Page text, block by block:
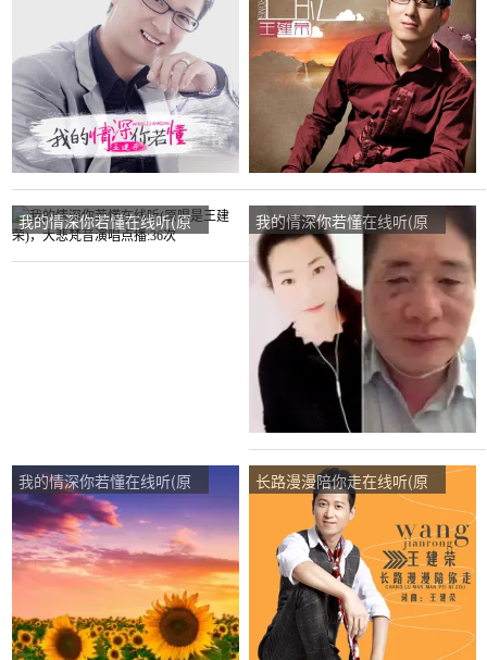
播:399次
我的情深你若懂在线听(原
唱是王建荣)，大悲梵音演
我的情深你若懂在线听(原
唱是王建荣)，空中的雪花
演唱点播:68次
我的情深你若懂在线听(原
唱是王建荣)，...王歌演唱
点播:163次
长路漫漫陪你走在线听(原
唱是王建荣)，蓉儿演唱点
播:57次